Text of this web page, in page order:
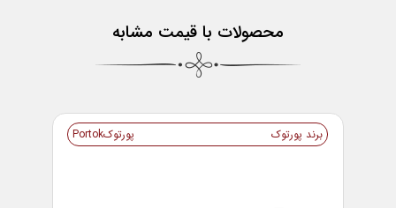
محصولات با قیمت مشابه
برند پورتوک پورتوکPortok